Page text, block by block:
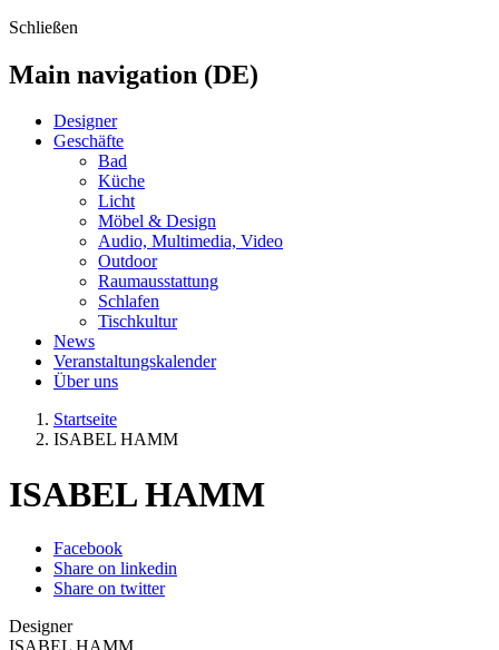
Schließen
Main navigation (DE)
Designer
Geschäfte
Bad
Küche
Licht
Möbel & Design
Audio, Multimedia, Video
Outdoor
Raumausstattung
Schlafen
Tischkultur
News
Veranstaltungskalender
Über uns
Startseite
ISABEL HAMM
ISABEL HAMM
Facebook
Share on linkedin
Share on twitter
Designer